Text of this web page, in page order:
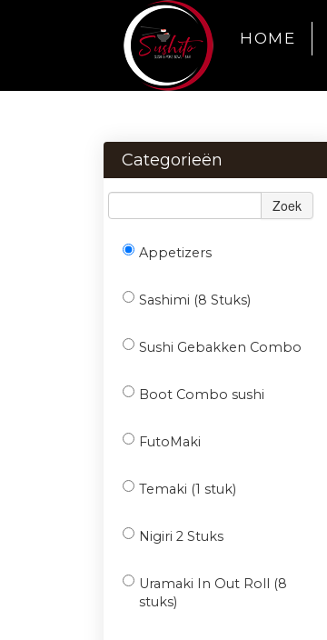
HOME
Categorieën
Zoek
Appetizers
Sashimi (8 Stuks)
Sushi Gebakken Combo
Boot Combo sushi
FutoMaki
Temaki (1 stuk)
Nigiri 2 Stuks
Uramaki In Out Roll (8
stuks)